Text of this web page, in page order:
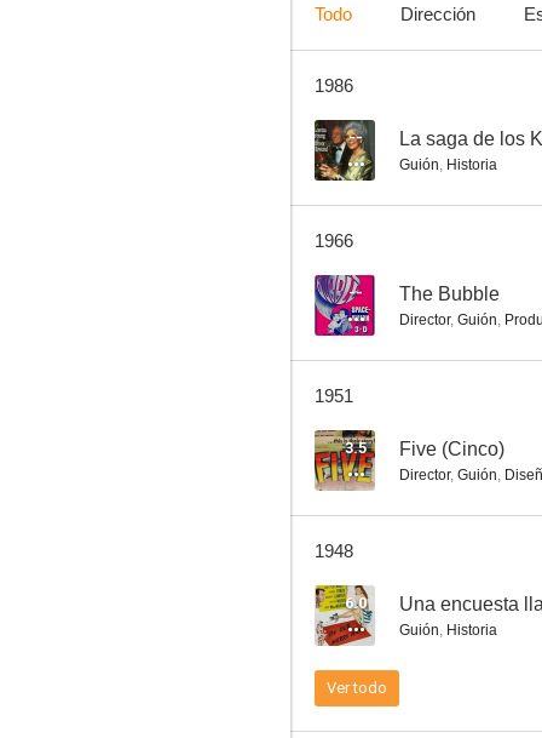
Todo Dirección
1986
-- La saga de los
Guión, Historia
1966
-- The Bubble
Director, Guión,
1951
3.5 Five (Cinco)
Director, Guión,
1948
6.0 Una encuesta
Guión, Historia
Ver todo